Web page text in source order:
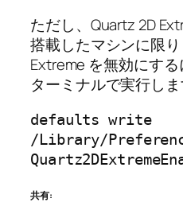
ただし、Quartz 2D
搭載したマシンに限
Extreme を無効にす
ターミナルで実行しま
defaults write
/Library/
共有: